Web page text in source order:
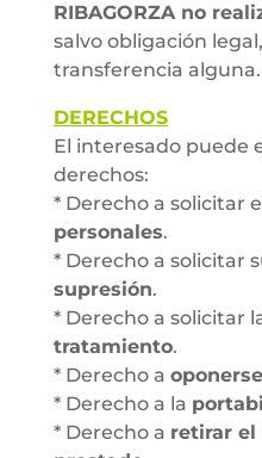
RIBAGORZA no
salvo obligación
transferencia alguna.
DERECHOS
El interesado puede
derechos:
* Derecho a solicitar
personales.
* Derecho a solicitar
supresión.
* Derecho a solicitar
tratamiento.
* Derecho a
* Derecho a la
* Derecho a retirar el